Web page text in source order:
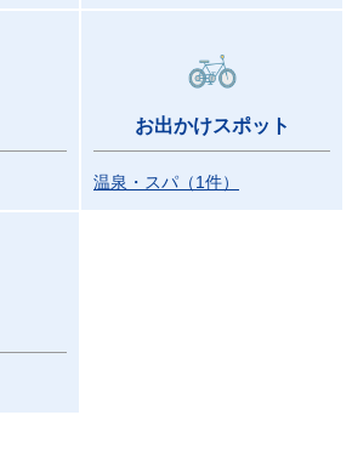
お出かけスポット
温泉・スパ （1件）